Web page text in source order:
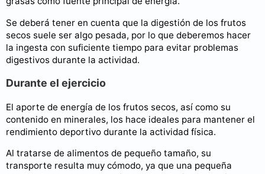
Se deberá tener en cuenta que la digestión de los frutos
secos suele ser algo pesada, por lo que deberemos hacer
la ingesta con suficiente tiempo para evitar problemas
digestivos durante la actividad.
Durante el ejercicio
El aporte de energía de los frutos secos, así como su
contenido en minerales, los hace ideales para mantener el
rendimiento deportivo durante la actividad física.
Al tratarse de alimentos de pequeño tamaño, su
transporte resulta muy cómodo, ya que una pequeña